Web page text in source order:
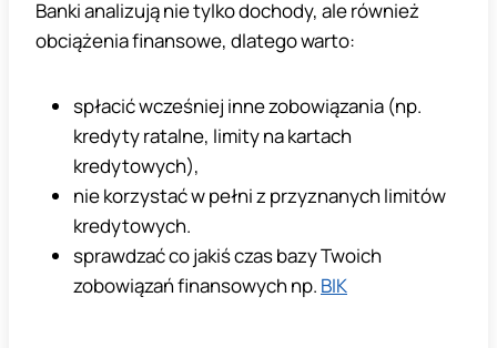
Banki analizują nie tylko dochody, ale również
obciążenia finansowe, dlatego warto:
spłacić wcześniej inne zobowiązania (np.
kredyty ratalne, limity na kartach
kredytowych),
nie korzystać w pełni z przyznanych limitów
kredytowych.
sprawdzać co jakiś czas bazy Twoich
zobowiązań finansowych np. BIK